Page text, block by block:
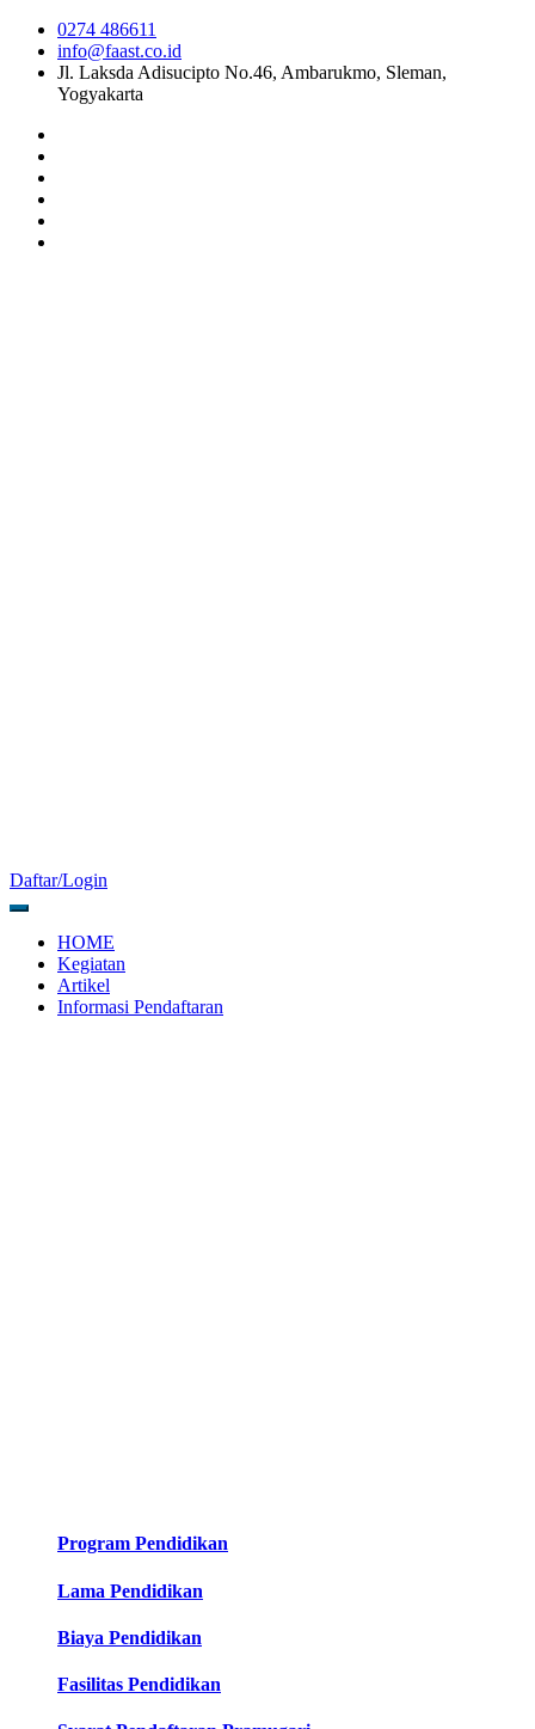
0274 486611
info@faast.co.id
Jl. Laksda Adisucipto No.46, Ambarukmo, Sleman,
Yogyakarta
Daftar/Login
HOME
Kegiatan
Artikel
Informasi Pendaftaran
Program Pendidikan
Lama Pendidikan
Biaya Pendidikan
Fasilitas Pendidikan